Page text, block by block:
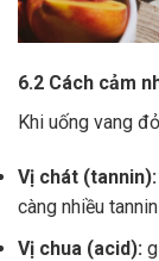
6.2 Cách cảm
Khi uống vang
Vị chát (tannin):
càng nhiều
Vị chua (acid):